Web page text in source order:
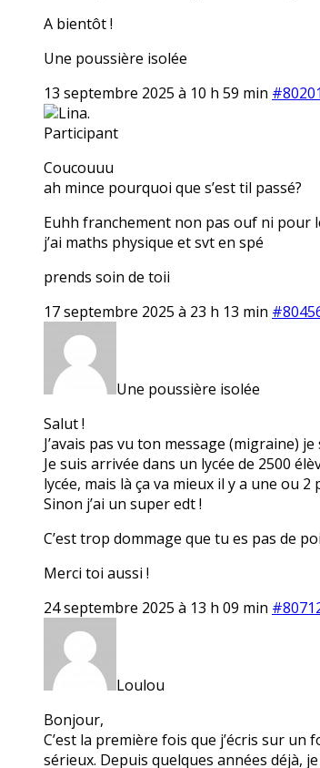
A bientôt !
Une poussière isolée
13 septembre 2025 à 10 h 59 min #80201
Lina.
Participant
Coucouuu
ah mince pourquoi que s’est til passé?
Euhh franchement non pas ouf ni pour
j’ai maths physique et svt en spé
prends soin de toii
17 septembre 2025 à 23 h 13 min
Une poussière isolée
Salut !
J’avais pas vu ton message (migraine) je
Je suis arrivée dans un lycée de 2500
lycée, mais là ça va mieux il y a une ou
Sinon j’ai un super edt !
C’est trop dommage que tu es pas de
Merci toi aussi !
24 septembre 2025 à 13 h 09 min
Loulou
Bonjour,
C’est la première fois que j’écris sur
sérieux. Depuis quelques années déjà,